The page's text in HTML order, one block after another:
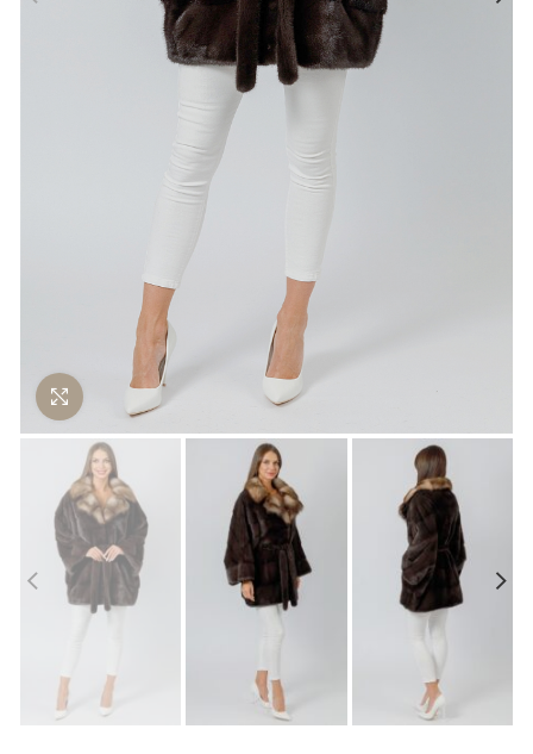
Нажмите чтобы увеличить